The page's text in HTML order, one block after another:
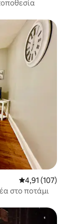
Μέση
4,91 (107)
στο ποτάμι